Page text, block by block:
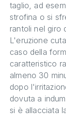
taglio, ad
strofina o si
rantoli nel giro
L'eruzione
caso della
caratteristico
almeno 30
dopo
dovuta a
si è allacciata